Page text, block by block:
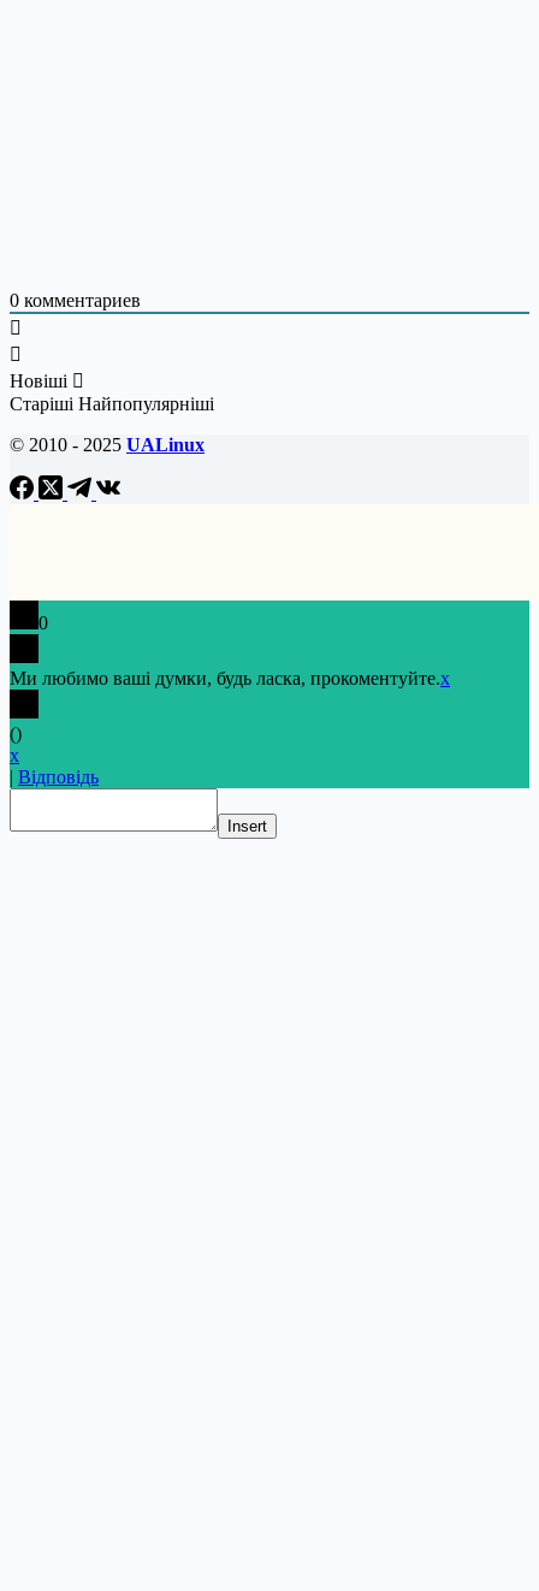
0 комментариев
Новіші
Старіші Найпопулярніші
© 2010 - 2025 UALinux
0
Ми любимо ваші думки, будь ласка, прокоментуйте.x
()
x
| Відповідь
Insert